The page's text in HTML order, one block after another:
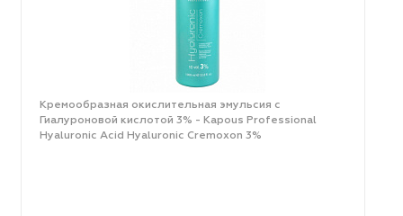
Кремообразная окислительная эмульсия с
Гиалуроновой кислотой 3% - Kapous Professional
Hyaluronic Acid Hyaluronic Cremoxon 3%